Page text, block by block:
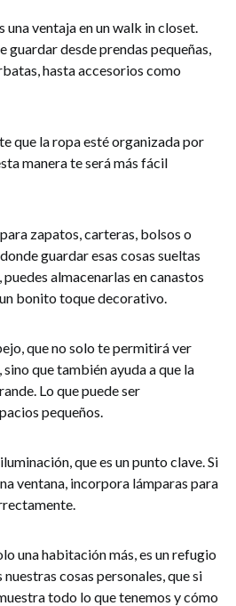
una ventaja en un walk in closet.
guardar desde prendas pequeñas,
hasta accesorios como
que la ropa esté organizada por
manera te será más fácil
zapatos, carteras, bolsos o
guardar esas cosas sueltas
almacenarlas en canastos
bonito toque decorativo.
que no solo te permitirá ver
que también ayuda a que la
Lo que puede ser
pequeños.
que es un punto clave. Si
ventana, incorpora lámparas para
una habitación más, es un refugio
cosas personales, que si
todo lo que tenemos y cómo